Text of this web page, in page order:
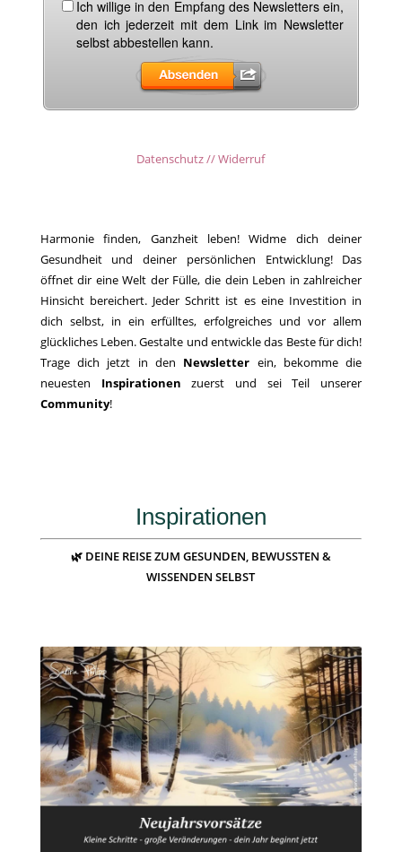
Datenschutz // Widerruf
Harmonie finden, Ganzheit leben! Widme dich deiner
Gesundheit und deiner persönlichen Entwicklung! Das
öffnet dir eine Welt der Fülle, die dein Leben in zahlreicher
Hinsicht bereichert. Jeder Schritt ist es eine Investition in
dich selbst, in ein erfülltes, erfolgreiches und vor allem
glückliches Leben. Gestalte und entwickle das Beste für dich!
Trage dich jetzt in den Newsletter ein, bekomme die
neuesten Inspirationen zuerst und sei Teil unserer
Community!
Inspirationen
🌿 DEINE REISE ZUM GESUNDEN, BEWUSSTEN &
WISSENDEN SELBST